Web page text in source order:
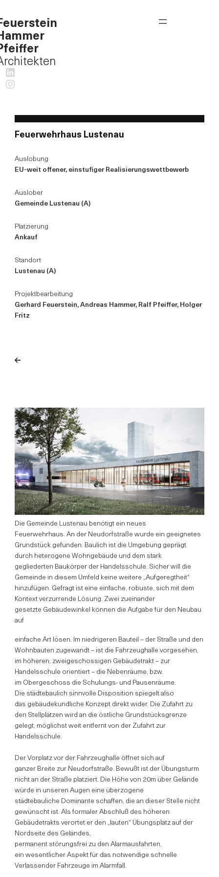
LinkedIn
Instagram
Feuerwehrhaus Lustenau
Auslobung
EU-weit offener, einstufiger Realisierungswettbewerb
Auslober
Gemeinde Lustenau (A)
Platzierung
Ankauf
Standort
Lustenau (A)
Projektbearbeitung
Gerhard Feuerstein, Andreas Hammer, Ralf Pfeiffer, Holger
Fritz
Die Gemeinde Lustenau benötigt ein neues
Feuerwehrhaus. An der Neudorfstraße wurde ein geeignetes
Grundstück gefunden. Baulich ist die Umgebung geprägt
durch heterogene Wohngebäude und dem stark
gegliederten Baukörper der Handelsschule. Sicher will die
Gemeinde in diesem Umfeld keine weitere „Aufgeregtheit“
hinzufügen. Gefragt ist eine einfache, robuste, sich mit dem
Kontext verzurrende Lösung. Zwei zueinander
gesetzte Gebäudewinkel können die Aufgabe für den Neubau
auf
einfache Art lösen. Im niedrigeren Bauteil – der Straße und den
Wohnbauten zugewandt – ist die Fahrzeughalle vorgesehen,
im höheren, zweigeschossigen Gebäudetrakt – zur
Handelsschule orientiert – die Nebenräume, bzw.
im Obergeschoss die Schulungs- und Pausenräume.
Die städtebaulich sinnvolle Disposition spiegelt also
das gebäudekundliche Konzept direkt wider. Die Zufahrt zu
den Stellplätzen wird an die östliche Grundstücksgrenze
gelegt, möglichst weit entfernt von der Zufahrt zur
Handelsschule.
Der Vorplatz vor der Fahrzeughalle öffnet sich auf
ganzer Breite zur Neudorfstraße. Bewußt ist der Übungsturm
nicht an der Straße platziert. Die Höhe von 20m über Gelände
würde in unseren Augen eine überzogene
städtebauliche Dominante schaffen, die an dieser Stelle nicht
gewünscht ist. Als formaler Abschluß des höheren
Gebäudetrakts verortet er den „lauten“ Übungsplatz auf der
Nordseite des Geländes,
permanent störungsfrei zu den Alarmausfahrten,
ein wesentlicher Aspekt für das notwendige schnelle
Verlassender Fahrzeuge im Alarmfall.